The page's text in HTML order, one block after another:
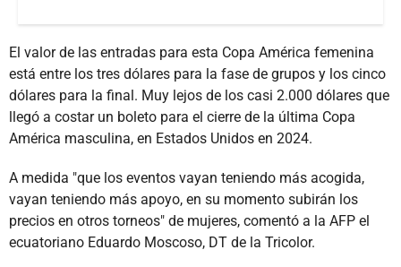
El valor de las entradas para esta Copa América femenina
está entre los tres dólares para la fase de grupos y los cinco
dólares para la final. Muy lejos de los casi 2.000 dólares que
llegó a costar un boleto para el cierre de la última Copa
América masculina, en Estados Unidos en 2024.
A medida "que los eventos vayan teniendo más acogida,
vayan teniendo más apoyo, en su momento subirán los
precios en otros torneos" de mujeres, comentó a la AFP el
ecuatoriano Eduardo Moscoso, DT de la Tricolor.